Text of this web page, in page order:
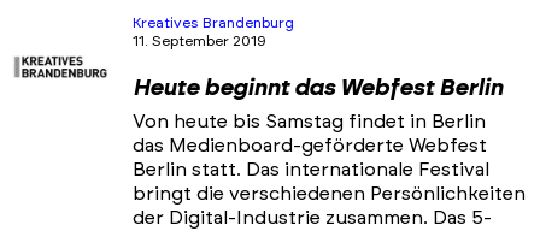
Kreatives Brandenburg
11. September 2019
Heute beginnt das Webfest Berlin
Von heute bis Samstag findet in Berlin
das Medienboard-geförderte Webfest
Berlin statt. Das internationale Festival
bringt die verschiedenen Persönlichkeiten
der Digital-Industrie zusammen. Das 5-